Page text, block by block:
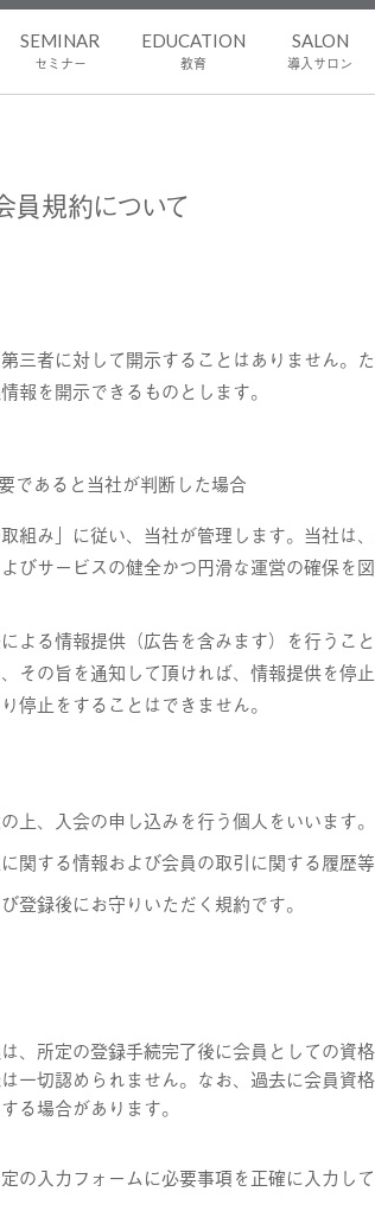
SEMINAR
セミナー
EDUCATION
教育
SALON
導入サロン
員規約について
三者に対して開示することはありません。
報を開示できるものとします。
であると当社が判断した場合
組み」に従い、当社が管理します。当社は
びサービスの健全かつ円滑な運営の確保を
よる情報提供（広告を含みます）を行うこ
その旨を通知して頂ければ、情報提供を停
停止をすることはできません。
上、入会の申し込みを行う個人をいいます。
関する情報および会員の取引に関する履歴
登録後にお守りいただく規約です。
所定の登録手続完了後に会員としての資
一切認められません。なお、過去に会員資
る場合があります。
入力フォームに必要事項を正確に入力して